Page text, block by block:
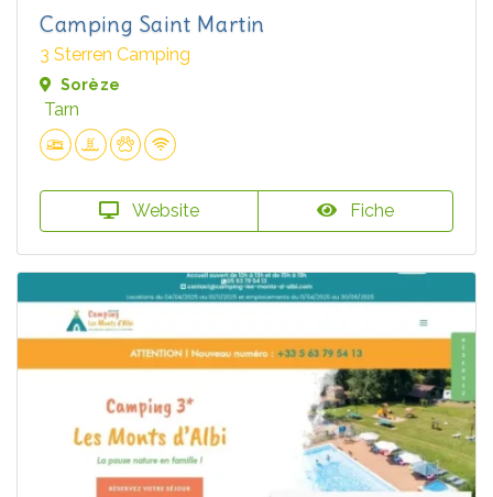
Camping Saint Martin
3 Sterren Camping
Sorèze
Tarn
Website Fiche